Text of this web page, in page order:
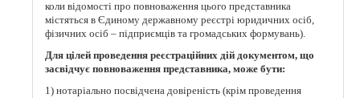
коли відомості про повноваження цього представника
містяться в Єдиному державному реєстрі юридичних осіб,
фізичних осіб – підприємців та громадських формувань).
Для цілей проведення реєстраційних дій документом, що
засвідчує повноваження представника, може бути:
1) нотаріально посвідчена довіреність (крім проведення